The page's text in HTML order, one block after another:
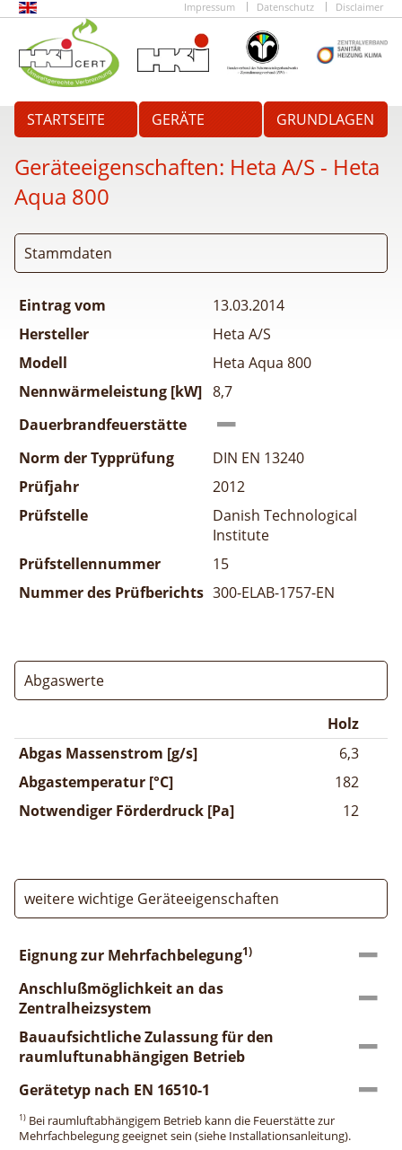
Impressum Datenschutz Disclaimer
STARTSEITE GERÄTE GRUNDLAGEN
Geräteeigenschaften: Heta A/S - Heta
Aqua 800
Stammdaten
Eintrag vom
13.03.2014
Hersteller
Heta A/S
Modell
Heta Aqua 800
Nennwärmeleistung [kW] 8,7
Dauerbrandfeuerstätte
Norm der Typprüfung
DIN EN 13240
Prüfjahr
2012
Prüfstelle
Danish Technological
Institute
Prüfstellennummer
15
Nummer des Prüfberichts 300-ELAB-1757-EN
Abgaswerte
Holz
Abgas Massenstrom [g/s]
6,3
Abgastemperatur [°C]
182
Notwendiger Förderdruck [Pa]
12
weitere wichtige Geräteeigenschaften
Eignung zur Mehrfachbelegung1)
Anschlußmöglichkeit an das
Zentralheizsystem
Bauaufsichtliche Zulassung für den
raumluftunabhängigen Betrieb
Gerätetyp nach EN 16510-1
1) Bei raumluftabhängigem Betrieb kann die Feuerstätte zur
Mehrfachbelegung geeignet sein (siehe Installationsanleitung).